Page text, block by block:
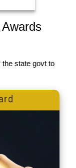
state govt to